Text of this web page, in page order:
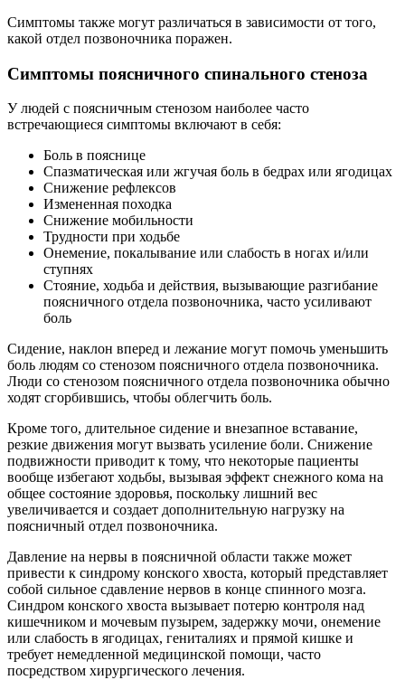
Симптомы также могут различаться в зависимости от того,
какой отдел позвоночника поражен.
Симптомы поясничного спинального стеноза
У людей с поясничным стенозом наиболее часто
встречающиеся симптомы включают в себя:
Боль в пояснице
Спазматическая или жгучая боль в бедрах или ягодицах
Снижение рефлексов
Измененная походка
Снижение мобильности
Трудности при ходьбе
Онемение, покалывание или слабость в ногах и/или
ступнях
Стояние, ходьба и действия, вызывающие разгибание
поясничного отдела позвоночника, часто усиливают
боль
Сидение, наклон вперед и лежание могут помочь уменьшить
боль людям со стенозом поясничного отдела позвоночника.
Люди со стенозом поясничного отдела позвоночника обычно
ходят сгорбившись, чтобы облегчить боль.
Кроме того, длительное сидение и внезапное вставание,
резкие движения могут вызвать усиление боли. Снижение
подвижности приводит к тому, что некоторые пациенты
вообще избегают ходьбы, вызывая эффект снежного кома на
общее состояние здоровья, поскольку лишний вес
увеличивается и создает дополнительную нагрузку на
поясничный отдел позвоночника.
Давление на нервы в поясничной области также может
привести к синдрому конского хвоста, который представляет
собой сильное сдавление нервов в конце спинного мозга.
Синдром конского хвоста вызывает потерю контроля над
кишечником и мочевым пузырем, задержку мочи, онемение
или слабость в ягодицах, гениталиях и прямой кишке и
требует немедленной медицинской помощи, часто
посредством хирургического лечения.